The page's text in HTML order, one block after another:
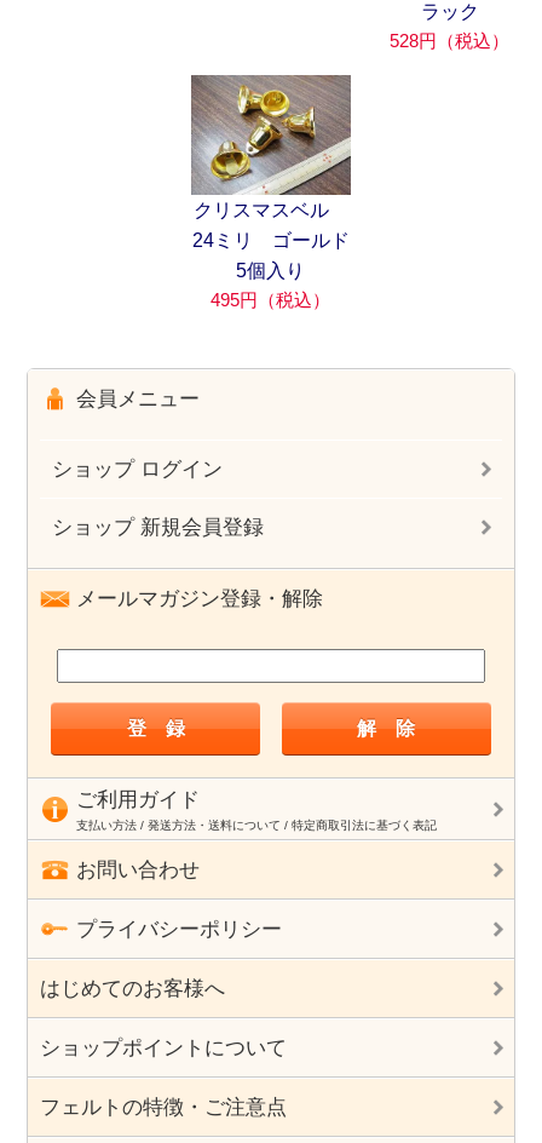
ラック
528円（税込）
クリスマスベル
24ミリ ゴールド
5個入り
495円（税込）
会員メニュー
ショップ ログイン
ショップ 新規会員登録
メールマガジン登録・解除
ご利用ガイド
支払い方法 / 発送方法・送料について / 特定商取引法に基づく表記
お問い合わせ
プライバシーポリシー
はじめてのお客様へ
ショップポイントについて
フェルトの特徴・ご注意点